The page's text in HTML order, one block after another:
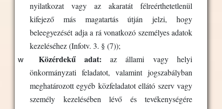
nyilatkozat vagy az akaratát félreérthetetlenül
kifejező más magatartás útján jelzi, hogy
beleegyezését adja a rá vonatkozó személyes adatok
kezeléséhez (Infotv. 3. § (7));
w Közérdekű adat:az állami vagy helyi
önkormányzati feladatot, valamint jogszabályban
meghatározott egyéb közfeladatot ellátó szerv vagy
személy kezelésében lévő és tevékenységére